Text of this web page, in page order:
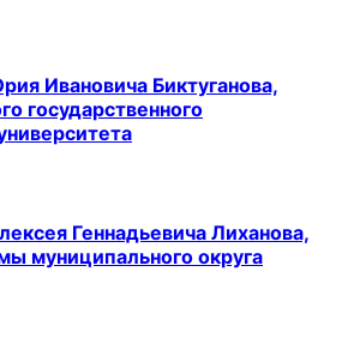
Ивановича Биктуганова,
государственного
Геннадьевича Лиханова,
муниципального округа